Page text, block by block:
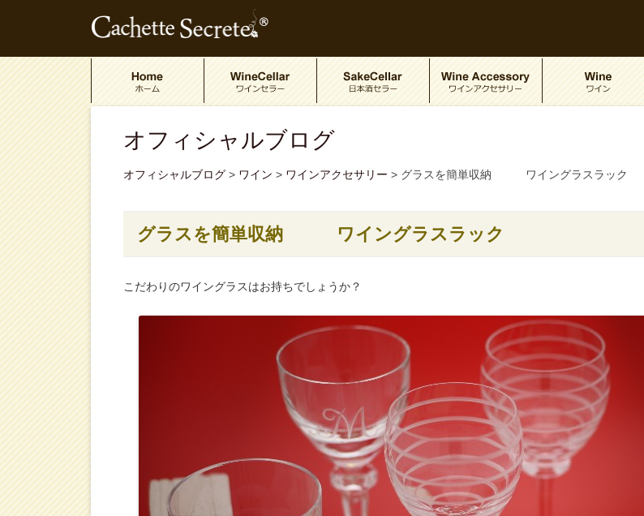
オフィシャルブログ
オフィシャルブログ > ワイン > ワインアクセサリー > グラスを簡単収納 ワイングラスラック
グラスを簡単収納 ワイングラスラック
こだわりのワイングラスはお持ちでしょうか？